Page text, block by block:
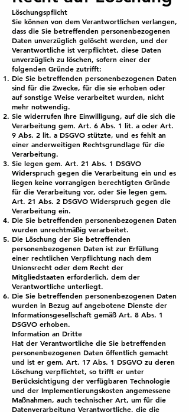
Löschungspflicht
Sie können von dem Verantwortlichen verlangen,
dass die Sie betreffenden personenbezogenen
Daten unverzüglich gelöscht werden, und der
Verantwortliche ist verpflichtet, diese Daten
unverzüglich zu löschen, sofern einer der
folgenden Gründe zutrifft:
Die Sie betreffenden personenbezogenen Daten
sind für die Zwecke, für die sie erhoben oder
auf sonstige Weise verarbeitet wurden, nicht
mehr notwendig.
Sie widerrufen Ihre Einwilligung, auf die sich die
Verarbeitung gem. Art. 6 Abs. 1 lit. a oder Art.
9 Abs. 2 lit. a DSGVO stützte, und es fehlt an
einer anderweitigen Rechtsgrundlage für die
Verarbeitung.
Sie legen gem. Art. 21 Abs. 1 DSGVO
Widerspruch gegen die Verarbeitung ein und es
liegen keine vorrangigen berechtigten Gründe
für die Verarbeitung vor, oder Sie legen gem.
Art. 21 Abs. 2 DSGVO Widerspruch gegen die
Verarbeitung ein.
Die Sie betreffenden personenbezogenen Daten
wurden unrechtmäßig verarbeitet.
Die Löschung der Sie betreffenden
personenbezogenen Daten ist zur Erfüllung
einer rechtlichen Verpflichtung nach dem
Unionsrecht oder dem Recht der
Mitgliedstaaten erforderlich, dem der
Verantwortliche unterliegt.
Die Sie betreffenden personenbezogenen Daten
wurden in Bezug auf angebotene Dienste der
Informationsgesellschaft gemäß Art. 8 Abs. 1
DSGVO erhoben.
Information an Dritte
Hat der Verantwortliche die Sie betreffenden
personenbezogenen Daten öffentlich gemacht
und ist er gem. Art. 17 Abs. 1 DSGVO zu deren
Löschung verpflichtet, so trifft er unter
Berücksichtigung der verfügbaren Technologie
und der Implementierungskosten angemessene
Maßnahmen, auch technischer Art, um für die
Datenverarbeitung Verantwortliche, die die